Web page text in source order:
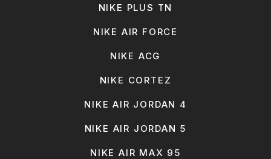
NIKE PLUS TN
NIKE AIR FORCE
NIKE ACG
NIKE CORTEZ
NIKE AIR JORDAN 4
NIKE AIR JORDAN 5
NIKE AIR MAX 95